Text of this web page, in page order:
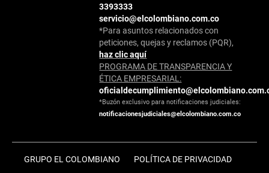
3393333
servicio@elcolombiano.com.co
*Para asuntos relacionados con
peticiones, quejas y reclamos (PQR),
haz clic aquí
PROGRAMA DE TRANSPARENCIA Y
ÉTICA EMPRESARIAL:
*Buzón exclusivo para notificaciones judiciales:
notificacionesjudiciales@elcolombiano.com.co
GRUPO EL COLOMBIANO POLÍTICA DE PRIVACIDAD